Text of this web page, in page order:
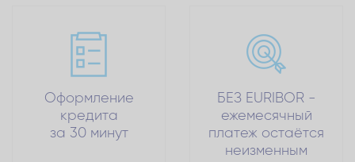
Оформление
кредита
за 30 минут
БЕЗ EURIBOR -
ежемесячный
платеж остаётся
неизменным